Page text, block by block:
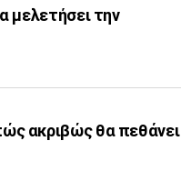
μελετήσει την
ακριβώς θα πεθάνει